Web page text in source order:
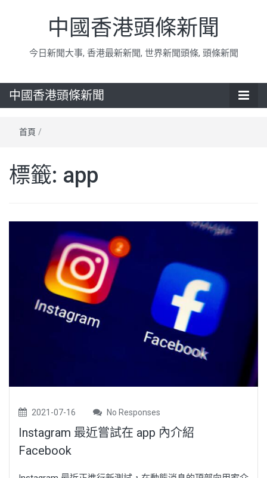
中國香港頭條新聞
今日新聞大事, 香港最新新聞, 世界新聞頭條, 頭條新聞
中國香港頭條新聞
首頁 /
標籤: app
2021-07-16 No Responses
Instagram 最近嘗試在 app 內介紹
Facebook